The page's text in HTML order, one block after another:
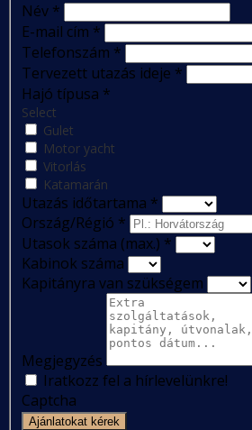
Név *
E-mail cím *
Telefonszám *
Tervezett utazás ideje *
Hajó típusa *
Select
Gulet
Motor yacht
Vitorlás
Katamarán
Utazás időtartama *
Ország/Régió *
Utasok száma (max.) *
Kabinok száma
Kapitányra van szükségem
Megjegyzés
Iratkozz fel a hírlevelünkre!
Captcha
Ajánlatokat kérek